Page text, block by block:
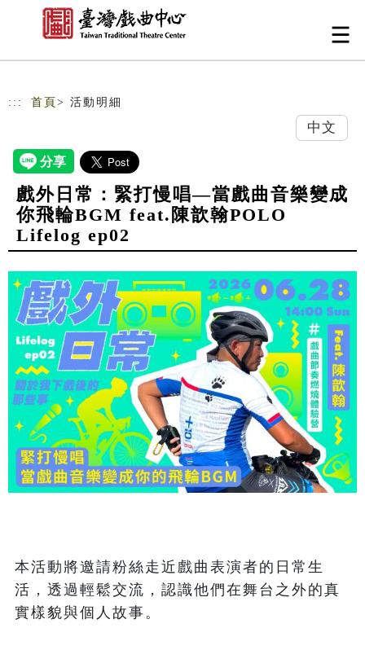
跳到主要內容
網站導覽
::: 首頁 > 活動明細
中文
戲外日常：緊打慢唱—當戲曲音樂變成
你飛輪BGM feat.陳歆翰POLO
Lifelog ep02
本活動將邀請粉絲走近戲曲表演者的日常生
活，透過輕鬆交流，認識他們在舞台之外的真
實樣貌與個人故事。